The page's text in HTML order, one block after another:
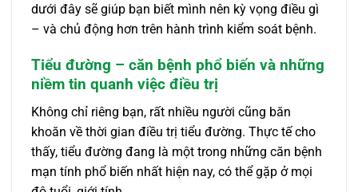
dưới đây sẽ giúp bạn biết mình nên kỳ vọng điều gì
– và chủ động hơn trên hành trình kiểm soát bệnh.
Tiểu đường – căn bệnh phổ biến và những
niềm tin quanh việc điều trị
Không chỉ riêng bạn, rất nhiều người cũng băn
khoăn về thời gian điều trị tiểu đường. Thực tế cho
thấy, tiểu đường đang là một trong những căn bệnh
mạn tính phổ biến nhất hiện nay, có thể gặp ở mọi